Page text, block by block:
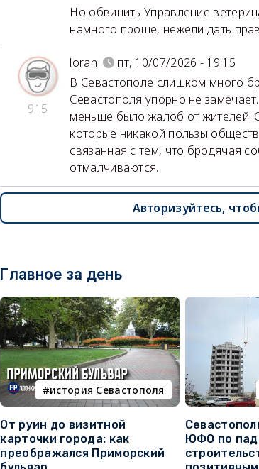
Но обвинить Управление
намного проще, нежели дать
915
loran
пт, 10/07/2026 - 19:15
В Севастополе слишком много
Севастополя упорно не
меньше было жалоб от жителей.
которые никакой пользы
связанная с тем, что бродячая
отмалчиваются.
Авторизуйтесь,
Главное за день
история Севастополя
От руин до визитной
карточки города: как
преображался Приморский
ЮФО по